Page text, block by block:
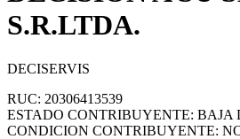
S.R.LTDA.
DECISERVIS
RUC: 20306413539
ESTADO CONTRIBUYENTE: BAJA
CONDICION CONTRIBUYENTE: